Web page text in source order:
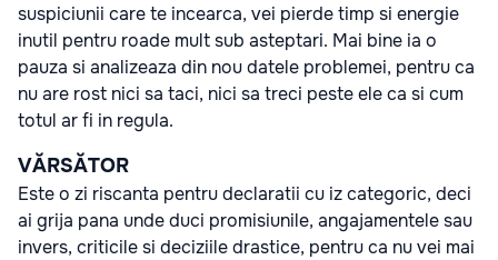
suspiciunii care te incearca, vei pierde timp si energie
inutil pentru roade mult sub asteptari. Mai bine ia o
pauza si analizeaza din nou datele problemei, pentru ca
nu are rost nici sa taci, nici sa treci peste ele ca si cum
totul ar fi in regula.
VĂRSĂTOR
Este o zi riscanta pentru declaratii cu iz categoric, deci
ai grija pana unde duci promisiunile, angajamentele sau
invers, criticile si deciziile drastice, pentru ca nu vei mai